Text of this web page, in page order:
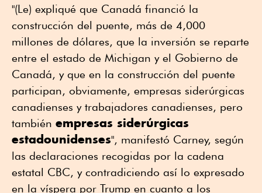
"(Le) expliqué que Canadá financió la
construcción del puente, más de 4,000
millones de dólares, que la inversión se reparte
entre el estado de Michigan y el Gobierno de
Canadá, y que en la construcción del puente
participan, obviamente, empresas siderúrgicas
canadienses y trabajadores canadienses, pero
también empresas siderúrgicas
estadounidenses", manifestó Carney, según
las declaraciones recogidas por la cadena
estatal CBC, y contradiciendo así lo expresado
en la víspera por Trump en cuanto a los